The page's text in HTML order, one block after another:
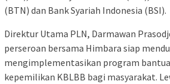
(BTN) dan Bank Syariah Indonesia (BSI).
Direktur Utama PLN, Darmawan
perseroan bersama Himbara siap
mengimplementasikan program
kepemilikan KBLBB bagi masyarakat.